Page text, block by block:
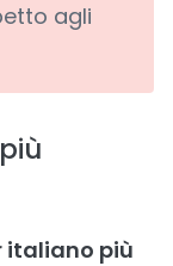
agli
italiano più